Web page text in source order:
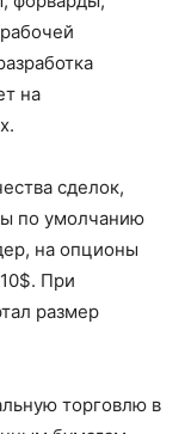
на
сделок,
по умолчанию
на опционы
При
размер
торговлю в